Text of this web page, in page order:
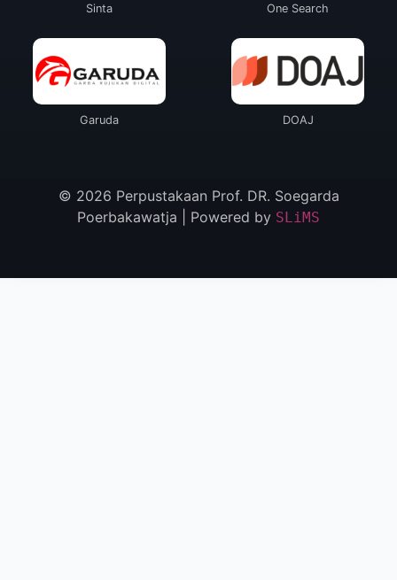
Sinta One Search
Garuda DOAJ
© 2026 Perpustakaan Prof. DR. Soegarda
Poerbakawatja | Powered by SLiMS